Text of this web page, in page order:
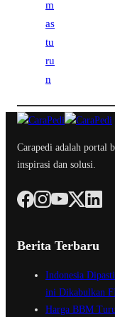
Carapedi adalah portal
inspirasi dan solusi.
Berita Terbaru
Indonesia
ini Dikabulkan
Harga BBM